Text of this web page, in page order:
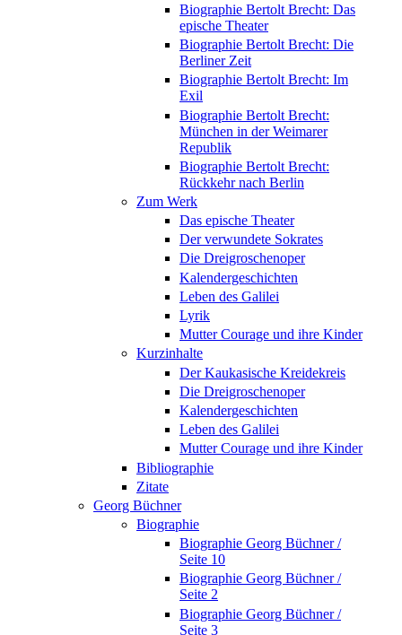
Biographie Bertolt Brecht: Das
epische Theater
Biographie Bertolt Brecht: Die
Berliner Zeit
Biographie Bertolt Brecht: Im
Exil
Biographie Bertolt Brecht:
München in der Weimarer
Republik
Biographie Bertolt Brecht:
Rückkehr nach Berlin
Zum Werk
Das epische Theater
Der verwundete Sokrates
Die Dreigroschenoper
Kalendergeschichten
Leben des Galilei
Lyrik
Mutter Courage und ihre Kinder
Kurzinhalte
Der Kaukasische Kreidekreis
Die Dreigroschenoper
Kalendergeschichten
Leben des Galilei
Mutter Courage und ihre Kinder
Bibliographie
Zitate
Georg Büchner
Biographie
Biographie Georg Büchner /
Seite 10
Biographie Georg Büchner /
Seite 2
Biographie Georg Büchner /
Seite 3